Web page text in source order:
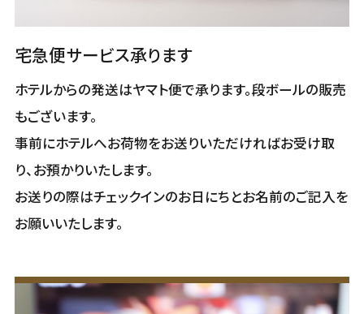
宅急便サービス承ります
ホテルからの発送はヤマト便で承ります。段ボールの販売
もございます。
事前にホテルへお荷物をお送りいただければお受け取
り、お預かりいたします。
お送りの際はチェックインのお日にちとお名前のご記入を
お願いいたします。